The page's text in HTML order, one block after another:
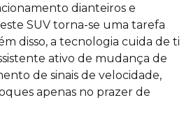
dianteiros e
SUV torna-se uma tarefa
disso, a tecnologia cuida de ti
ativo de mudança de
de sinais de velocidade,
apenas no prazer de